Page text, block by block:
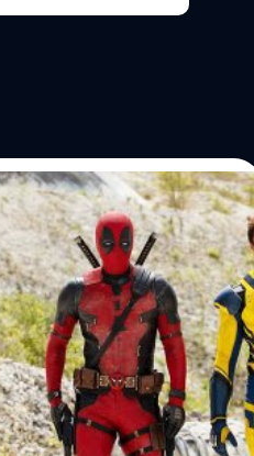
เสร็จแล้ว: Hugh
การทำงานมาก แต่
และควบคุมอาหาร
ดเผยว่า 'Deadpool 3' ได้ถ่ายทำ
วามรู้สึกในการถ่ายทำ